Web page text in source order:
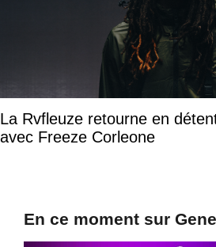
La Rvfleuze retourne en
avec Freeze Corleone
En ce moment sur